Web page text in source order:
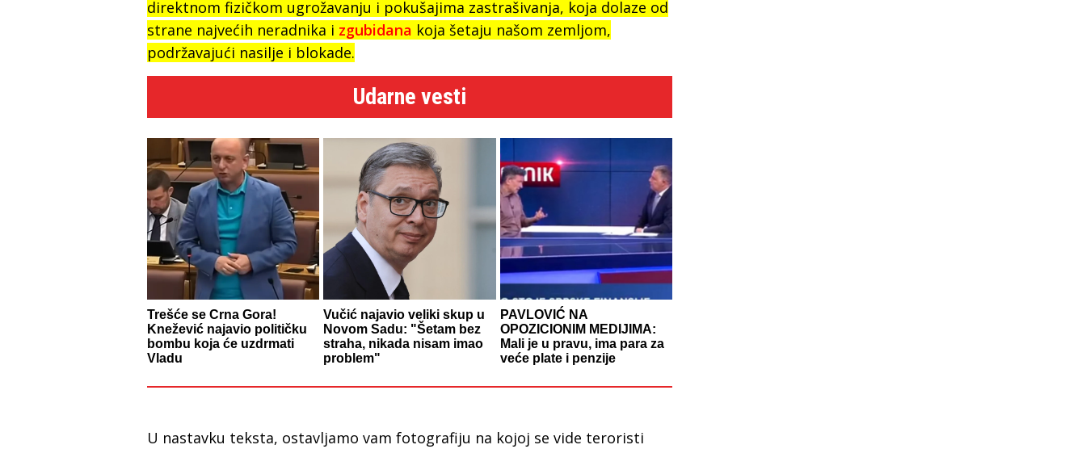
direktnom fizičkom ugrožavanju i pokušajima zastrašivanja, koja dolaze od
strane najvećih neradnika i zgubidana koja šetaju našom zemljom,
podržavajući nasilje i blokade.
Udarne vesti
Trešće se Crna Gora!
Knežević najavio političku
bombu koja će uzdrmati
Vladu
Vučić najavio veliki skup u
Novom Sadu: "Šetam bez
straha, nikada nisam imao
problem"
PAVLOVIĆ NA
OPOZICIONIM MEDIJIMA:
Mali je u pravu, ima para za
veće plate i penzije
U nastavku teksta, ostavljamo vam fotografiju na kojoj se vide teroristi